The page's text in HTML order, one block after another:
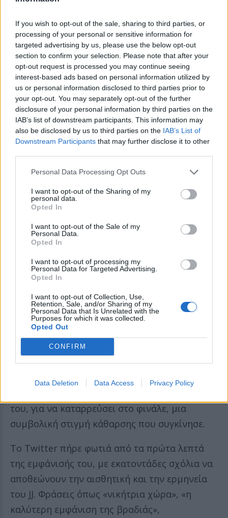
If you wish to opt-out of the sale, sharing to third parties, or
processing of your personal or sensitive information for
targeted advertising by us, please use the below opt-out
section to confirm your selection. Please note that after your
opt-out request is processed you may continue seeing
interest-based ads based on personal information utilized by
us or personal information disclosed to third parties prior to
your opt-out. You may separately opt-out of the further
disclosure of your personal information by third parties on the
IAB’s list of downstream participants. This information may
also be disclosed by us to third parties on the IAB’s List of
Downstream Participants that may further disclose it to other
Personal Data Processing Opt Outs
I want to opt-out of the Sharing of my
personal data.
Opted In
I want to opt-out of the Sale of my
Personal Data.
Opted In
I want to opt-out of processing my
Personal Data for Targeted Advertising.
Opted In
I want to opt-out of Collection, Use,
Retention, Sale, and/or Sharing of my
Personal Data that Is Unrelated with the
Purposes for which it was collected.
Opted Out
CONFIRM
Data Deletion Data Access Privacy Policy
από τον κόσμο στην αρένα.
Δείτε την εμφάνισή του
ατμόσφαιρα του επίσημου βιντεοκλίπ, με
σκηνικά εμπνευσμένα από ένα σκοτεινό δάσος
και μια απόκοσμη λίμνη, πλαισιωμένα από
μπλε και μοβ φωτισμούς που ενίσχυαν την
αίσθηση εγκλωβισμού και λύτρωσης. Ο JJ
ξεκίνησε την εμφάνιση μέσα σε έναν κύκλο
του, για να καταρρεύσει στο φινάλε, μια
συμβολική στιγμή κάθαρσης που συγκίνησε.
Το Twitter πήρε φωτιά από τα πρώτα λεπτά
της εμφάνισής του, με εκατοντάδες σχόλια να
αποθεώνουν την αισθητική και την ερμηνεία
του JJ. Φράσεις όπως «νικήτρια χώρα», «η
καλύτερη εμφάνιση της βραδιάς»,